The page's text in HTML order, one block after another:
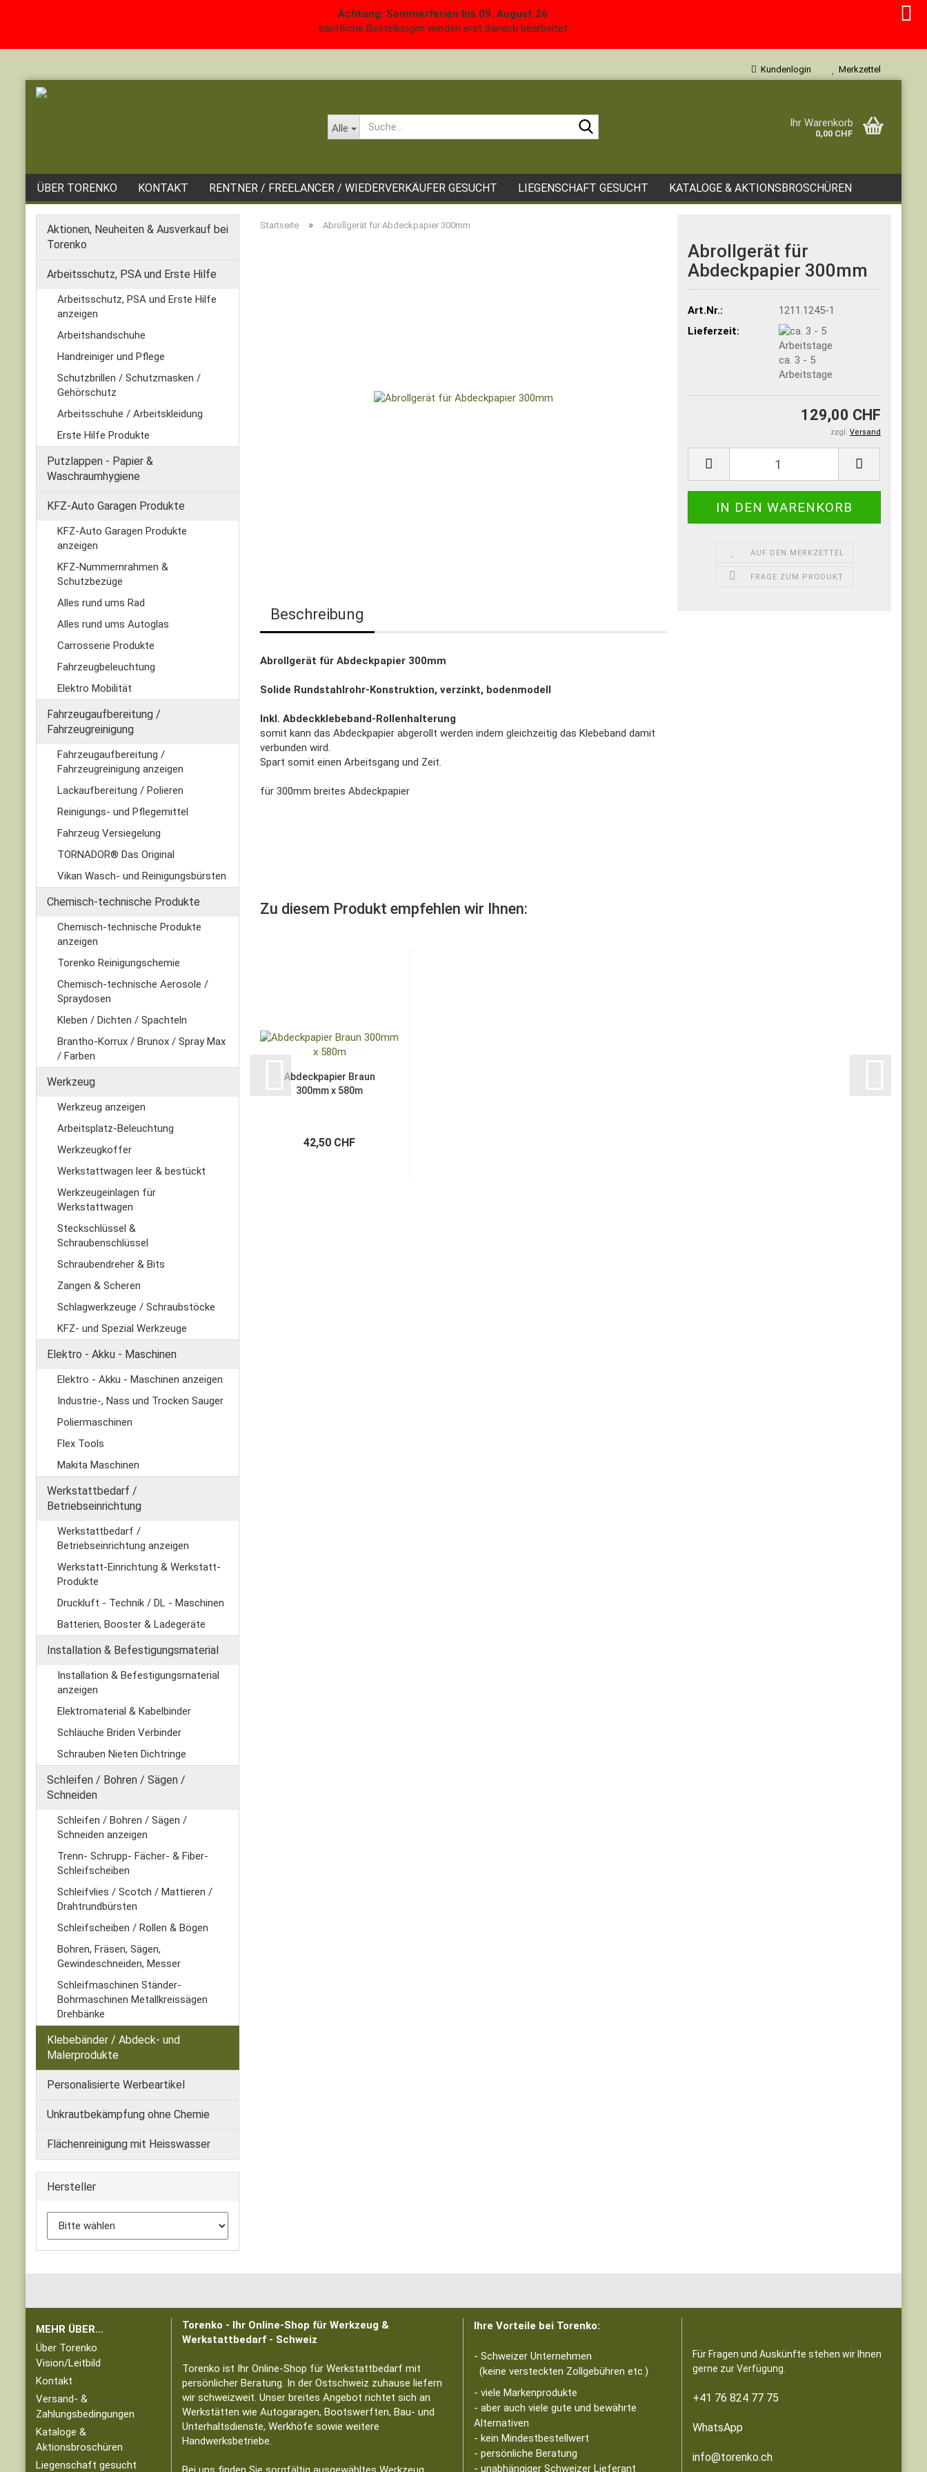
Kundenlogin Merkzettel
Alle Ihr Warenkorb
0,00 CHF
Achtung: Sommerferien bis 09. August 26
sämtliche Bestellungen werden erst danach bearbeitet
ÜBER TORENKO KONTAKT RENTNER / FREELANCER / WIEDERVERKÄUFER GESUCHT LIEGENSCHAFT GESUCHT KATALOGE & AKTIONSBROSCHÜREN
Startseite » Abrollgerät für Abdeckpapier 300mm
Abrollgerät für
Abdeckpapier 300mm
Art.Nr.:
1211.1245-1
Lieferzeit:
ca. 3 - 5
Arbeitstage
129,00 CHF
zzgl. Versand
AUF DEN MERKZETTEL
FRAGE ZUM PRODUKT
Beschreibung
Abrollgerät für Abdeckpapier 300mm
Solide Rundstahlrohr-Konstruktion, verzinkt, bodenmodell
Inkl. Abdeckklebeband-Rollenhalterung
somit kann das Abdeckpapier abgerollt werden indem gleichzeitig das Klebeband damit
verbunden wird.
Spart somit einen Arbeitsgang und Zeit.
für 300mm breites Abdeckpapier
Zu diesem Produkt empfehlen wir Ihnen:
Abdeckpapier Braun
300mm x 580m
42,50 CHF
Aktionen, Neuheiten & Ausverkauf bei
Torenko
Arbeitsschutz, PSA und Erste Hilfe
Arbeitsschutz, PSA und Erste Hilfe
anzeigen
Arbeitshandschuhe
Handreiniger und Pflege
Schutzbrillen / Schutzmasken /
Gehörschutz
Arbeitsschuhe / Arbeitskleidung
Erste Hilfe Produkte
Putzlappen - Papier &
Waschraumhygiene
KFZ-Auto Garagen Produkte
KFZ-Auto Garagen Produkte
anzeigen
KFZ-Nummernrahmen &
Schutzbezüge
Alles rund ums Rad
Alles rund ums Autoglas
Carrosserie Produkte
Fahrzeugbeleuchtung
Elektro Mobilität
Fahrzeugaufbereitung /
Fahrzeugreinigung
Fahrzeugaufbereitung /
Fahrzeugreinigung anzeigen
Lackaufbereitung / Polieren
Reinigungs- und Pflegemittel
Fahrzeug Versiegelung
TORNADOR® Das Original
Vikan Wasch- und Reinigungsbürsten
Chemisch-technische Produkte
Chemisch-technische Produkte
anzeigen
Torenko Reinigungschemie
Chemisch-technische Aerosole /
Spraydosen
Kleben / Dichten / Spachteln
Brantho-Korrux / Brunox / Spray Max
/ Farben
Werkzeug
Werkzeug anzeigen
Arbeitsplatz-Beleuchtung
Werkzeugkoffer
Werkstattwagen leer & bestückt
Werkzeugeinlagen für
Werkstattwagen
Steckschlüssel &
Schraubenschlüssel
Schraubendreher & Bits
Zangen & Scheren
Schlagwerkzeuge / Schraubstöcke
KFZ- und Spezial Werkzeuge
Elektro - Akku - Maschinen
Elektro - Akku - Maschinen anzeigen
Industrie-, Nass und Trocken Sauger
Poliermaschinen
Flex Tools
Makita Maschinen
Werkstattbedarf /
Betriebseinrichtung
Werkstattbedarf /
Betriebseinrichtung anzeigen
Werkstatt-Einrichtung & Werkstatt-
Produkte
Druckluft - Technik / DL - Maschinen
Batterien, Booster & Ladegeräte
Installation & Befestigungsmaterial
Installation & Befestigungsmaterial
anzeigen
Elektromaterial & Kabelbinder
Schläuche Briden Verbinder
Schrauben Nieten Dichtringe
Schleifen / Bohren / Sägen /
Schneiden
Schleifen / Bohren / Sägen /
Schneiden anzeigen
Trenn- Schrupp- Fächer- & Fiber-
Schleifscheiben
Schleifvlies / Scotch / Mattieren /
Drahtrundbürsten
Schleifscheiben / Rollen & Bögen
Bohren, Fräsen, Sägen,
Gewindeschneiden, Messer
Schleifmaschinen Ständer-
Bohrmaschinen Metallkreissägen
Drehbänke
Klebebänder / Abdeck- und
Malerprodukte
Personalisierte Werbeartikel
Unkrautbekämpfung ohne Chemie
Flächenreinigung mit Heisswasser
Hersteller
MEHR ÜBER...
Über Torenko
Vision/Leitbild
Kontakt
Versand- &
Zahlungsbedingungen
Kataloge &
Aktionsbroschüren
Liegenschaft gesucht
Torenko - Ihr Online-Shop für Werkzeug &
Werkstattbedarf - Schweiz
Torenko ist Ihr Online-Shop für Werkstattbedarf mit
persönlicher Beratung. In der Ostschweiz zuhause liefern
wir schweizweit. Unser breites Angebot richtet sich an
Werkstätten wie Autogaragen, Bootswerften, Bau- und
Unterhaltsdienste, Werkhöfe sowie weitere
Handwerksbetriebe.
Ihre Vorteile bei Torenko:
- Schweizer Unternehmen
(keine versteckten Zollgebühren etc.)
- viele Markenprodukte
- aber auch viele gute und bewährte
Alternativen
- kein Mindestbestellwert
- persönliche Beratung
- unabhängiger Schweizer Lieferant
Für Fragen und Auskünfte stehen wir Ihnen
gerne zur Verfügung.
+41 76 824 77 75
WhatsApp
info@torenko.ch